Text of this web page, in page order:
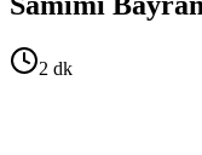
2 dk